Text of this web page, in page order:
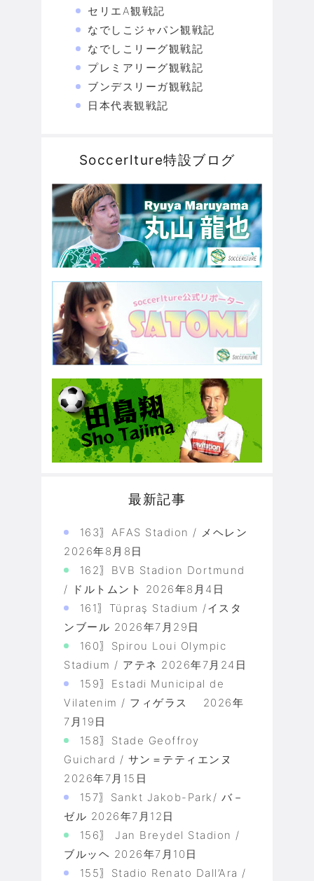
セリエA観戦記
なでしこジャパン観戦記
なでしこリーグ観戦記
プレミアリーグ観戦記
ブンデスリーガ観戦記
日本代表観戦記
Soccerlture特設ブログ
最新記事
163〗AFAS Stadion / メヘレン
2026年8月8日
162〗BVB Stadion Dortmund
/ ドルトムント 2026年8月4日
161〗Tüpraş Stadium /イスタ
ンブール 2026年7月29日
160〗Spirou Loui Olympic
Stadium / アテネ 2026年7月24日
159〗Estadi Municipal de
Vilatenim / フィゲラス
2026年
7月19日
158〗Stade Geoffroy
Guichard / サン＝テティエンヌ
2026年7月15日
157〗Sankt Jakob-Park/ バ－
ゼル 2026年7月12日
156〗 Jan Breydel Stadion /
ブルッヘ 2026年7月10日
155〗Stadio Renato Dall’Ara /